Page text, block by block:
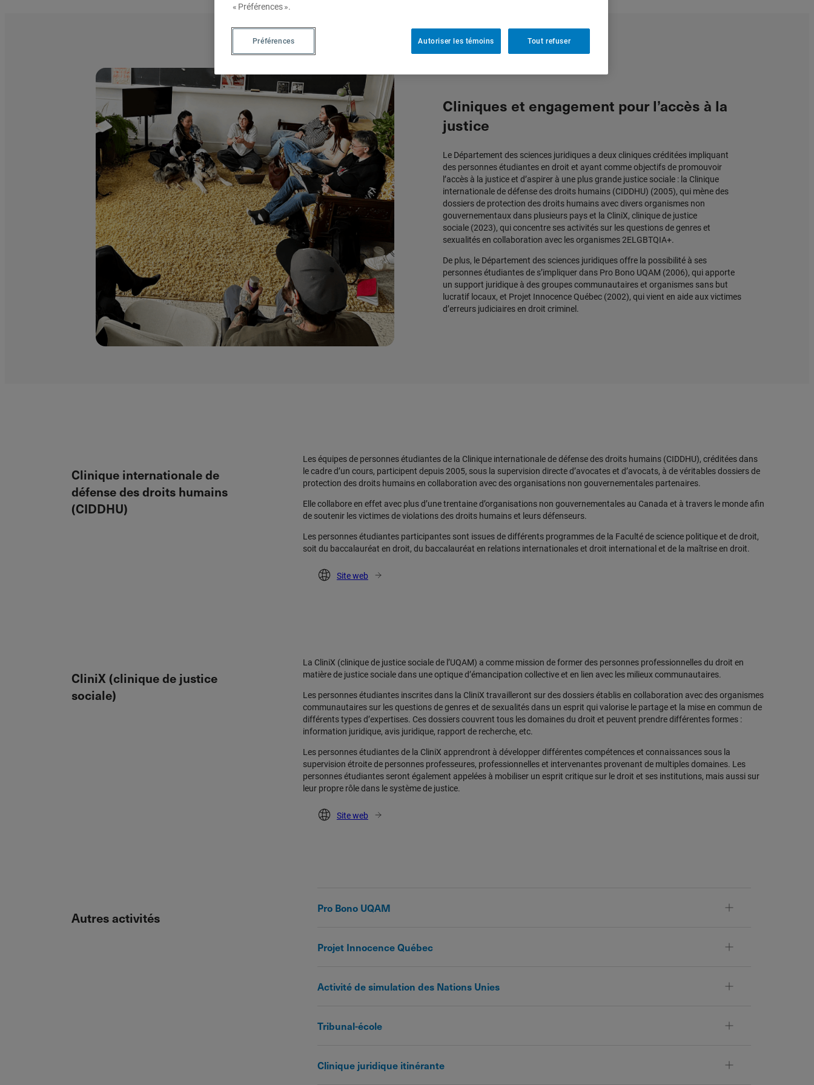
Admission
Cliniques et engagement pour l’accès à la
justice
Le Département des sciences juridiques a deux cliniques créditées impliquant
des personnes étudiantes en droit et ayant comme objectifs de promouvoir
l’accès à la justice et d’aspirer à une plus grande justice sociale : la Clinique
internationale de défense des droits humains (CIDDHU) (2005), qui mène des
dossiers de protection des droits humains avec divers organismes non
gouvernementaux dans plusieurs pays et la CliniX, clinique de justice
sociale (2023), qui concentre ses activités sur les questions de genres et
sexualités en collaboration avec les organismes 2ELGBTQIA+.
De plus, le Département des sciences juridiques offre la possibilité à ses
personnes étudiantes de s’impliquer dans Pro Bono UQAM (2006), qui apporte
un support juridique à des groupes communautaires et organismes sans but
lucratif locaux, et Projet Innocence Québec (2002), qui vient en aide aux victimes
d’erreurs judiciaires en droit criminel.
Clinique internationale de
défense des droits humains
(CIDDHU)
Les équipes de personnes étudiantes de la Clinique internationale de défense des droits humains (CIDDHU), créditées dans
le cadre d’un cours, participent depuis 2005, sous la supervision directe d’avocates et d’avocats, à de véritables dossiers de
protection des droits humains en collaboration avec des organisations non gouvernementales partenaires.
Elle collabore en effet avec plus d’une trentaine d’organisations non gouvernementales au Canada et à travers le monde afin
de soutenir les victimes de violations des droits humains et leurs défenseurs.
Les personnes étudiantes participantes sont issues de différents programmes de la Faculté de science politique et de droit,
soit du baccalauréat en droit, du baccalauréat en relations internationales et droit international et de la maîtrise en droit.
Site web
CliniX (clinique de justice
sociale)
La CliniX (clinique de justice sociale de l’UQAM) a comme mission de former des personnes professionnelles du droit en
matière de justice sociale dans une optique d’émancipation collective et en lien avec les milieux communautaires.
Les personnes étudiantes inscrites dans la CliniX travailleront sur des dossiers établis en collaboration avec des organismes
communautaires sur les questions de genres et de sexualités dans un esprit qui valorise le partage et la mise en commun de
différents types d’expertises. Ces dossiers couvrent tous les domaines du droit et peuvent prendre différentes formes :
information juridique, avis juridique, rapport de recherche, etc.
Les personnes étudiantes de la CliniX apprendront à développer différentes compétences et connaissances sous la
supervision étroite de personnes professeures, professionnelles et intervenantes provenant de multiples domaines. Les
personnes étudiantes seront également appelées à mobiliser un esprit critique sur le droit et ses institutions, mais aussi sur
leur propre rôle dans le système de justice.
Site web
Autres activités
Pro Bono UQAM
Projet Innocence Québec
Activité de simulation des Nations Unies
Tribunal-école
Clinique juridique itinérante
« Préférences ».
Tout refuser
Autoriser les témoins
Préférences